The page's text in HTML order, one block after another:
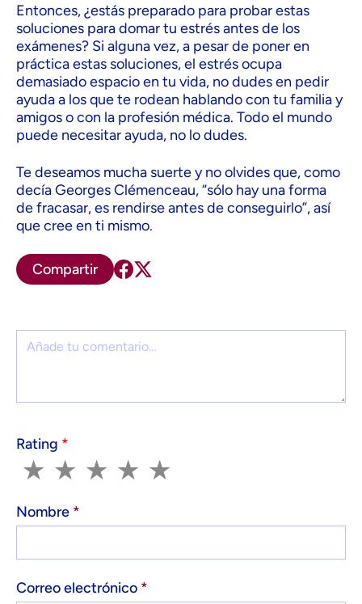
Entonces, ¿estás preparado para probar estas
soluciones para domar tu estrés antes de los
exámenes? Si alguna vez, a pesar de poner en
práctica estas soluciones, el estrés ocupa
demasiado espacio en tu vida, no dudes en pedir
ayuda a los que te rodean hablando con tu familia y
amigos o con la profesión médica. Todo el mundo
puede necesitar ayuda, no lo dudes.
Te deseamos mucha suerte y no olvides que, como
decía Georges Clémenceau, “sólo hay una forma
de fracasar, es rendirse antes de conseguirlo”, así
que cree en ti mismo.
Compartir
Comentario
Rating *
1
★ 2
★ 3
★ 4
★ 5
★
Nombre *
Correo electrónico *